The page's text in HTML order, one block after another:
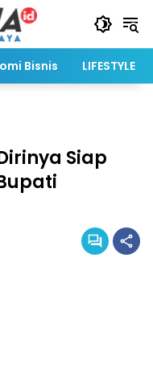
Bisnis LIFESTYLE
Siap